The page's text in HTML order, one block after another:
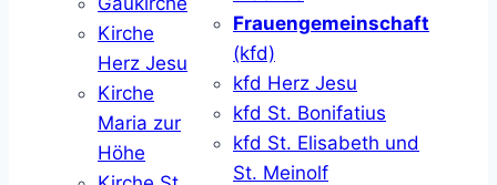
Kirche
Herz Jesu
Kirche
Maria zur
Höhe
Frauengemeinschaft
(kfd)
kfd Herz Jesu
kfd St. Bonifatius
kfd St. Elisabeth und
St. Meinolf